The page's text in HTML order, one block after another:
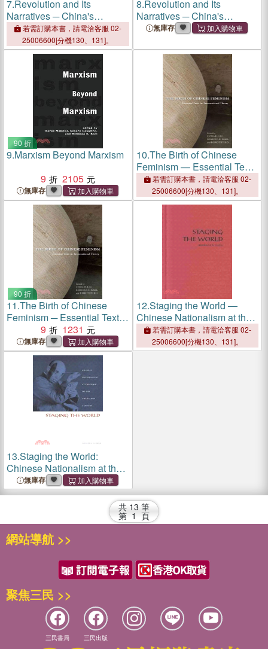
7.Revolution and Its
Narratives ─ China's
Socialist Literary and
Cultural Imaginaries, 1949-
1966
若需訂購本書，請電洽客服 02-
25006600[分機130、131]。
8.Revolution and Its
Narratives ─ China's
Socialist Literary and
1966
無庫存
90 折
9.Marxism Beyond Marxism
9
2105
無庫存
10.The Birth of Chinese
Feminism — Essential Texts
in Transnational Theory
若需訂購本書，請電洽客服 02-
25006600[分機130、131]。
90 折
11.The Birth of Chinese
Feminism ─ Essential Texts
in Transnational Theory
9 1231
無庫存
12.Staging the World ―
Chinese Nationalism at the
Turn of the Twentieth
Century
若需訂購本書，請電洽客服 02-
25006600[分機130、131]。
13.Staging the World:
Chinese Nationalism at the
Turn of the Twentieth
Century
無庫存
共 13 筆
第 1 頁
網站導航 >>
聚焦三民 >>
三民書局 三民出版